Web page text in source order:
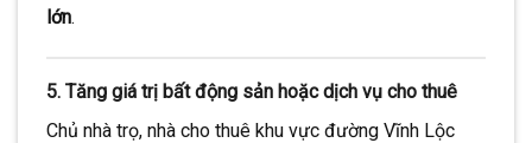
lớn.
5. Tăng giá trị bất động sản hoặc dịch vụ cho thuê
Chủ nhà trọ, nhà cho thuê khu vực đường Vĩnh Lộc